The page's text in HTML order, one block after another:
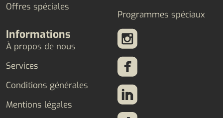
Offres spéciales
Programmes spéciaux
Informations
À propos de nous
Services
Conditions générales
Mentions légales